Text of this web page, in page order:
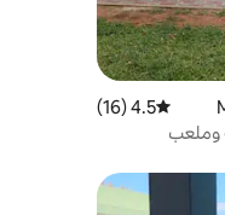
متوسط التقييم 4.5 من 5، 16 مراجعات
4.5 (16)